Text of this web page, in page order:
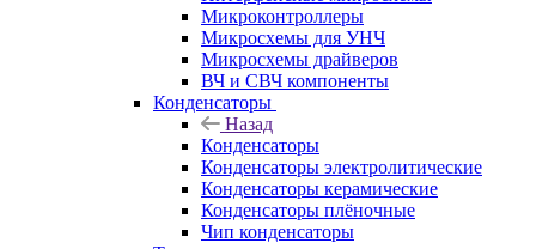
Микроконтроллеры
Микросхемы для УНЧ
Микросхемы драйверов
ВЧ и СВЧ компоненты
Конденсаторы
Назад
Конденсаторы
Конденсаторы электролитические
Конденсаторы керамические
Конденсаторы плёночные
Чип конденсаторы